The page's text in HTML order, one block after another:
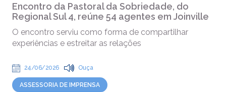
Encontro da Pastoral da Sobriedade, do
Regional Sul 4, reúne 54 agentes em Joinville
O encontro serviu como forma de compartilhar
experiências e estreitar as relações
24/06/2026 Ouça
ASSESSORIA DE IMPRENSA